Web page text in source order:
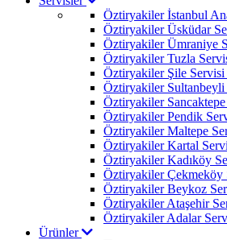
Öztiryakiler İstanbul
Öztiryakiler Üsküdar
Öztiryakiler Ümraniye
Öztiryakiler Tuzla
Öztiryakiler Şile
Öztiryakiler
Öztiryakiler
Öztiryakiler Pendik
Öztiryakiler Maltepe
Öztiryakiler Kartal
Öztiryakiler Kadıköy
Öztiryakiler
Öztiryakiler Beykoz
Öztiryakiler Ataşehir
Öztiryakiler Adalar
Ürünler